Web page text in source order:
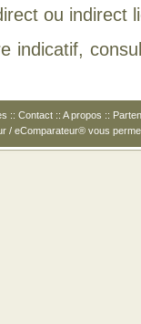
ou indirect
indicatif,
:: Contact :: A propos ::
/ eComparateur® vous